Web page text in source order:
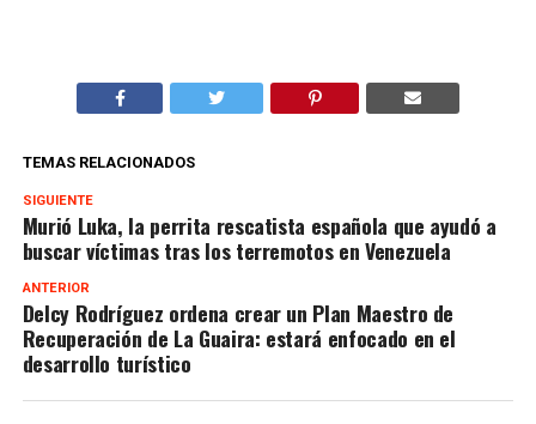
TEMAS RELACIONADOS
SIGUIENTE
Murió Luka, la perrita rescatista española que ayudó a
buscar víctimas tras los terremotos en Venezuela
ANTERIOR
Delcy Rodríguez ordena crear un Plan Maestro de
Recuperación de La Guaira: estará enfocado en el
desarrollo turístico